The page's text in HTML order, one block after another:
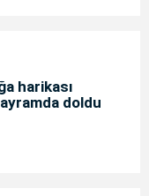
harikası
doldu